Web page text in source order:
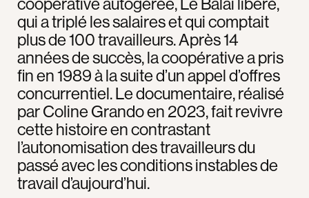
qui a triplé les salaires et qui comptait
plus de 100 travailleurs. Après 14
années de succès, la coopérative a pris
fin en 1989 à la suite d’un appel d’offres
concurrentiel. Le documentaire, réalisé
par Coline Grando en 2023, fait revivre
cette histoire en contrastant
l’autonomisation des travailleurs du
passé avec les conditions instables de
travail d’aujourd’hui.